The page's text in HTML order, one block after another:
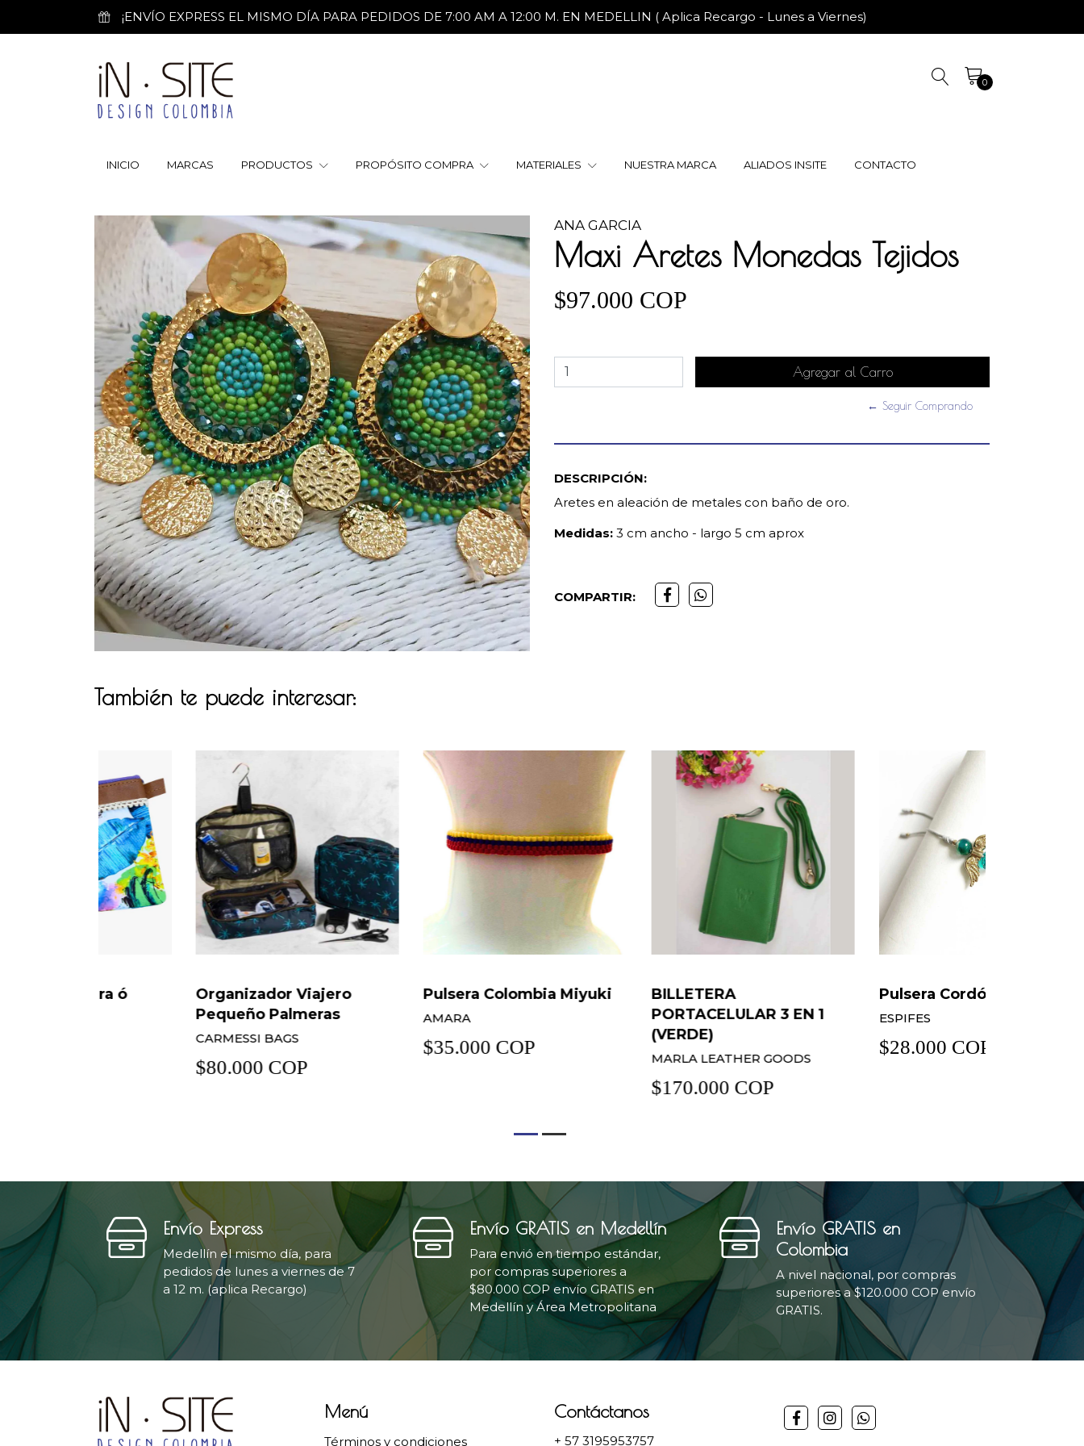
¡ENVÍO EXPRESS EL MISMO DÍA PARA PEDIDOS DE 7:00 AM A 12:00 M. EN MEDELLIN ( Aplica Recargo - Lunes a Viernes)
0
INICIO MARCAS PRODUCTOS PROPÓSITO COMPRA MATERIALES NUESTRA MARCA ALIADOS INSITE CONTACTO
ANA GARCIA
Maxi Aretes Monedas Tejidos
$97.000 COP
← Seguir Comprando
DESCRIPCIÓN:
Aretes en aleación de metales con baño de oro.
Medidas: 3 cm ancho - largo 5 cm aprox
COMPARTIR:
También te puede interesar:
Organizador Viajero
Pequeño Palmeras
CARMESSI BAGS
$80.000 COP
Pulsera Colombia Miyuki
AMARA
$35.000 COP
BILLETERA
PORTACELULAR 3 EN 1
MARLA LEATHER GOODS
$170.000 COP
Pulsera Cordón Miguel
ESPIFES
$28.000 COP
Envío Express
Medellín el mismo día, para
pedidos de lunes a viernes de 7
a 12 m. (aplica Recargo)
Envío GRATIS en Medellín
Para envió en tiempo estándar,
por compras superiores a
$80.000 COP envío GRATIS en
Medellín y Área Metropolitana
Envío GRATIS en
Colombia
A nivel nacional, por compras
superiores a $120.000 COP envío
GRATIS.
Menú
Términos y condiciones
Contáctanos
+ 57 3195953757